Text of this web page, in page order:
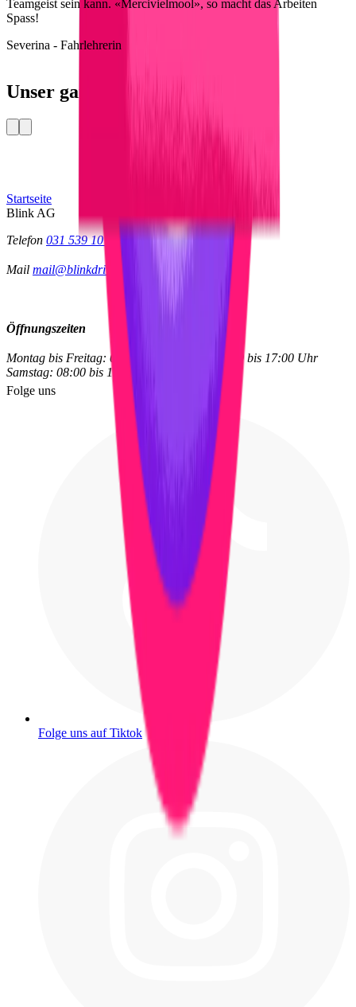
Teamgeist sein kann. «Mercivielmool», so macht das Arbeiten
Spass!
Severina - Fahrlehrerin
Unser ganzer Stolz
Startseite
Blink AG
Telefon 031 539 10 65
Mail mail@blinkdrive.ch
Öffnungszeiten
Montag bis Freitag: 08:00 bis 12:00 und 13:00 bis 17:00 Uhr
Samstag: 08:00 bis 12:00 Uhr
Folge uns
Folge uns auf Tiktok